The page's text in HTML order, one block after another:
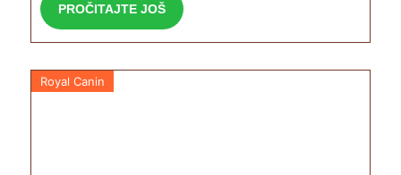
PROČITAJTE JOŠ
Royal Canin